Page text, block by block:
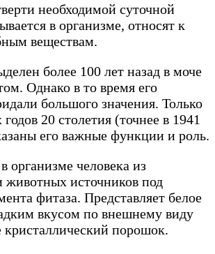
необходимой суточной
в организме, относят к
веществам.
более 100 лет назад в моче
Однако в то время его
большого значения. Только
20 столетия (точнее в 1941
его важные функции и роль.
организме человека из
животных источников под
фитаза. Представляет белое
вкусом по внешнему виду
порошок.